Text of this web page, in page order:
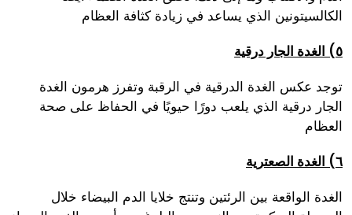
الكالسيتونين الذي يساعد في زيادة كثافة العظام
٥) الغدة الجار درقية
توجد عكس الغدة الدرقية في الرقبة وتفرز هرمون الغدة
الجار درقية الذي يلعب دورًا حيويًا في الحفاظ على صحة
العظام
٦) الغدة الصعترية
الغدة الواقعة بين الرئتين وتنتج خلايا الدم البيضاء خلال